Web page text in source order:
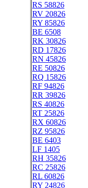
RS 58826
RV 20826
RY 85826
BE 6508
RK 30826
RD 17826
RN 45826
RE 50826
RQ 15826
RF 94826
RR 39826
RS 40826
RT 25826
RX 60826
RZ 95826
BE 6403
LF 1405
RH 35826
RC 25826
RL 60826
RY 24826